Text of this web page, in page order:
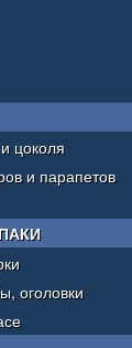
цоколя
и парапетов
оголовки